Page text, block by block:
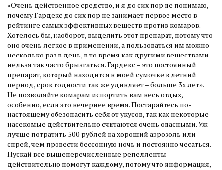
«Очень действенное средство, и я до сих пор не понимаю,
почему Гардекс до сих пор не занимает первое место в
рейтинге самых эффективных веществ против комаров.
Хотелось бы, наоборот, выделить этот препарат, потому что
оно очень легкое в применении, а пользоваться им можно
несколько раз в день, в то время как другими веществами
нельзя так часто брызгаться. Гардекс – это постоянный
препарат, который находится в моей сумочке в летний
период, срок годности так же удивляет – больше 3х лет».
Не позволяйте комарам испортить вам весь отдых,
особенно, если это вечернее время. Постарайтесь по-
настоящему обезопасить себя от укусов, так как некоторые
насекомые действительно считаются очень опасными. Уж
лучше потратить 500 рублей на хороший аэрозоль или
спрей, чем провести бессонную ночь и постоянно чесаться.
Пускай все вышеперечисленные репелленты
действительно помогут каждому, потому что информация,